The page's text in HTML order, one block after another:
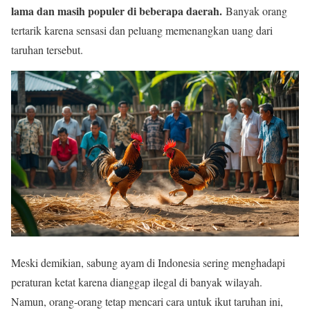
lama dan masih populer di beberapa daerah. Banyak orang
tertarik karena sensasi dan peluang memenangkan uang dari
taruhan tersebut.
Meski demikian, sabung ayam di Indonesia sering menghadapi
peraturan ketat karena dianggap ilegal di banyak wilayah.
Namun, orang-orang tetap mencari cara untuk ikut taruhan ini,